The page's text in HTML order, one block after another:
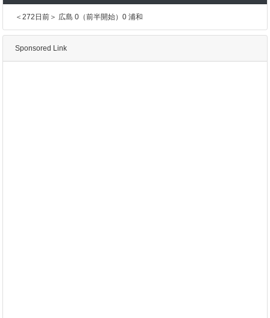
＜272日前＞ 広島 0（前半開始）0 浦和
Sponsored Link